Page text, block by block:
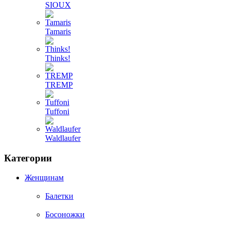
SIOUX
Tamaris
Thinks!
TREMP
Tuffoni
Waldlaufer
Категории
Женщинам
Балетки
Босоножки